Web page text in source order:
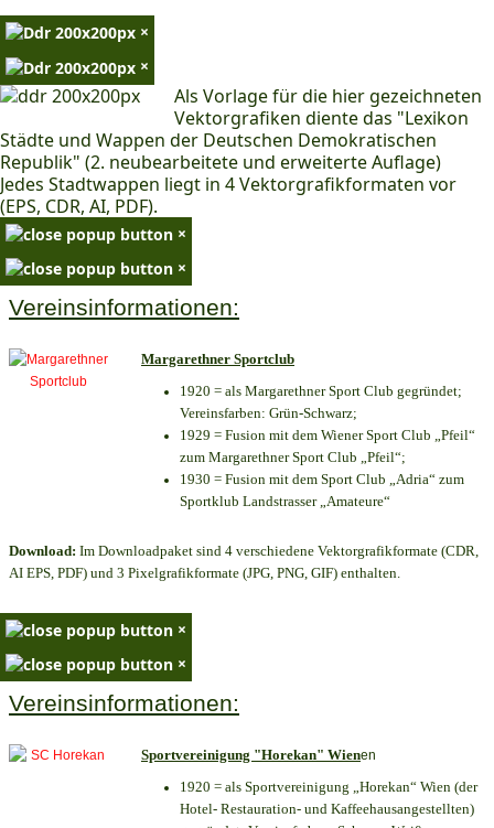
×
×
Als Vorlage für die hier gezeichneten
Vektorgrafiken diente das "Lexikon
Städte und Wappen der Deutschen Demokratischen
Republik" (2. neubearbeitete und erweiterte Auflage)
Jedes Stadtwappen liegt in 4 Vektorgrafikformaten vor
(EPS, CDR, AI, PDF).
×
×
Vereinsinformationen:
Margarethner Sportclub
1920 = als Margarethner Sport Club gegründet;
Vereinsfarben: Grün-Schwarz;
1929 = Fusion mit dem Wiener Sport Club „Pfeil“
zum Margarethner Sport Club „Pfeil“;
1930 = Fusion mit dem Sport Club „Adria“ zum
Sportklub Landstrasser „Amateure“
Download: Im Downloadpaket sind 4 verschiedene Vektorgrafikformate (CDR,
AI EPS, PDF) und 3 Pixelgrafikformate (JPG, PNG, GIF) enthalten.
×
×
Vereinsinformationen:
Sportvereinigung "Horekan" Wienen
1920 = als Sportvereinigung „Horekan“ Wien (der
Hotel- Restauration- und Kaffeehausangestellten)